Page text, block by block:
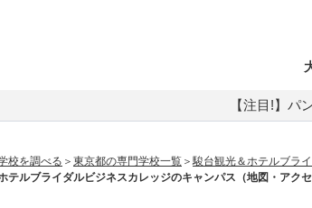
【注目!】パ
校を調べる 東京都の専門学校一覧
駿台観光＆ホテルブラ
テルブライダルビジネスカレッジのキャンパス（地図・アクセ